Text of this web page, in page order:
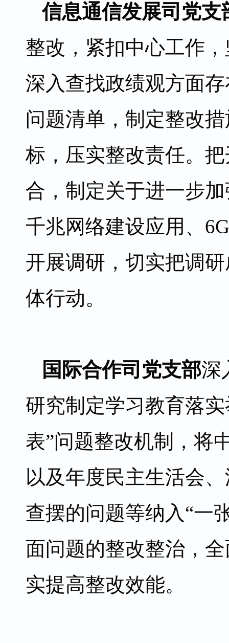
信息通信发展司党支
整改，紧扣中心工作
深入查找政绩观方面
问题清单，制定整改
标，压实整改责任。
合，制定关于进一步
千兆网络建设应用、
开展调研，切实把调
体行动。
国际合作司党支部深
研究制定学习教育落
表”问题整改机制，将
以及年度民主生活会
查摆的问题等纳入“一
面问题的整改整治，
实提高整改效能。